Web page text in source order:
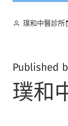
璞和中醫診所
Published
璞和